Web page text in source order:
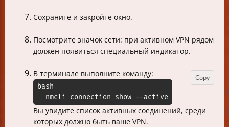
Сохраните и закройте окно.
Посмотрите значок сети: при активном VPN рядом
должен появиться специальный индикатор.
В терминале выполните команду:
bash
  nmcli connection show --active
Вы увидите список активных соединений, среди
которых должно быть ваше VPN.
Copy